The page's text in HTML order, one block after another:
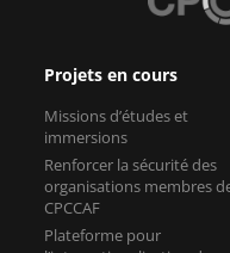
Projets en cours
Missions d’études et
immersions
Renforcer la sécurité des
organisations membres
CPCCAF
Plateforme pour